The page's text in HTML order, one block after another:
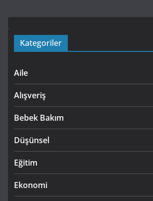
Kategoriler
Aile
Alışveriş
Bebek Bakım
Düşünsel
Eğitim
Ekonomi